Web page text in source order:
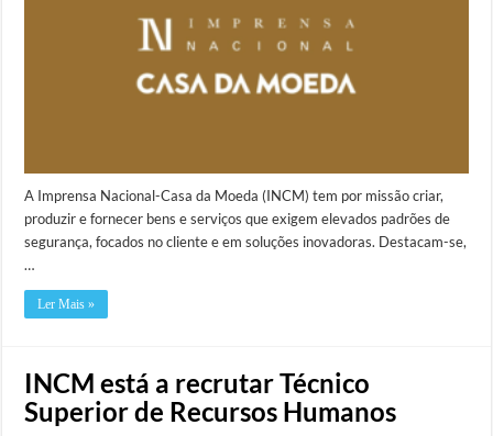
A Imprensa Nacional-Casa da Moeda (INCM) tem por missão criar,
produzir e fornecer bens e serviços que exigem elevados padrões de
segurança, focados no cliente e em soluções inovadoras. Destacam-se,
…
Ler Mais »
INCM está a recrutar Técnico
Superior de Recursos Humanos